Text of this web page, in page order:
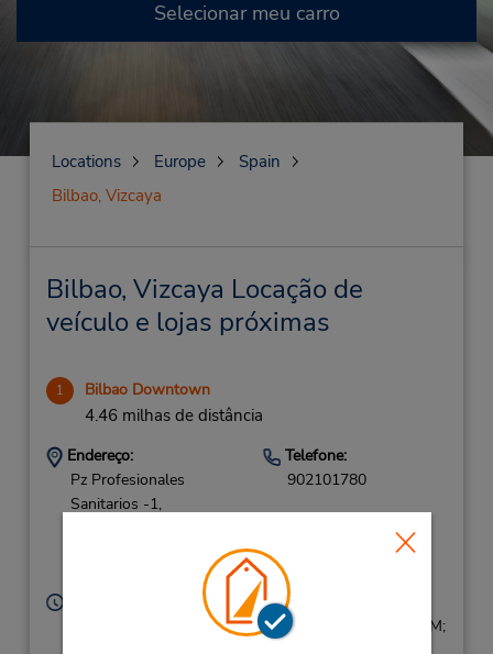
Selecionar meu carro
Locations Europe
Spain
Bilbao, Vizcaya
Bilbao, Vizcaya Locação de
veículo e lojas próximas
1 Bilbao Downtown
4.46 milhas de distância
Endereço:
Pz Profesionales
Sanitarios -1,
Spain
Telefone:
902101780
Horário de funcionamento:
Mon - Fri 8:00 AM - 12:45 PM and 4:00 PM - 6:45 PM;